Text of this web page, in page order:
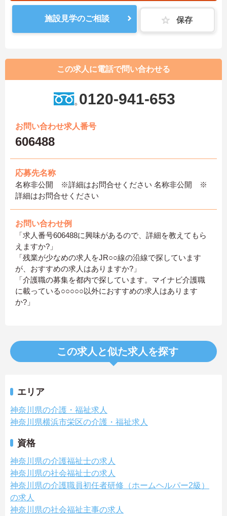
施設見学のご相談 保存
この求人に電話で問い合わせる
0120-941-653
お問い合わせ求人番号
606488
応募先名称
名称非公開 ※詳細はお問合せください 名称非公開 ※
詳細はお問合せください
お問い合わせ例
「求人番号606488に興味があるので、詳細を教えてもら
えますか?」
「残業が少なめの求人をJR○○線の沿線で探しています
が、おすすめの求人はありますか?」
「介護職の募集を都内で探しています。マイナビ介護職
に載っている○○○○○以外におすすめの求人はあります
か?」
この求人と似た求人を探す
エリア
神奈川県の介護・福祉求人
神奈川県横浜市栄区の介護・福祉求人
資格
神奈川県の介護福祉士の求人
神奈川県の社会福祉士の求人
神奈川県の介護職員初任者研修（ホームヘルパー2級）
の求人
神奈川県の社会福祉主事の求人